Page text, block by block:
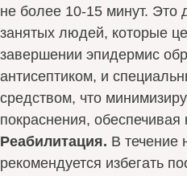
не более 10-15 минут. Это
занятых людей, которые
завершении эпидермис
антисептиком, и
средством, что
покраснения,
Реабилитация. В течение
рекомендуется избегать